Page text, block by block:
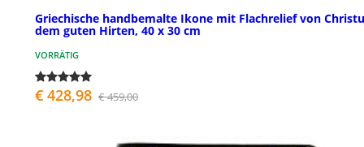
Griechische handbemalte Ikone mit Flachrelief von
dem guten Hirten, 40 x 30 cm
VORRÄTIG
€ 428,98 € 459,00